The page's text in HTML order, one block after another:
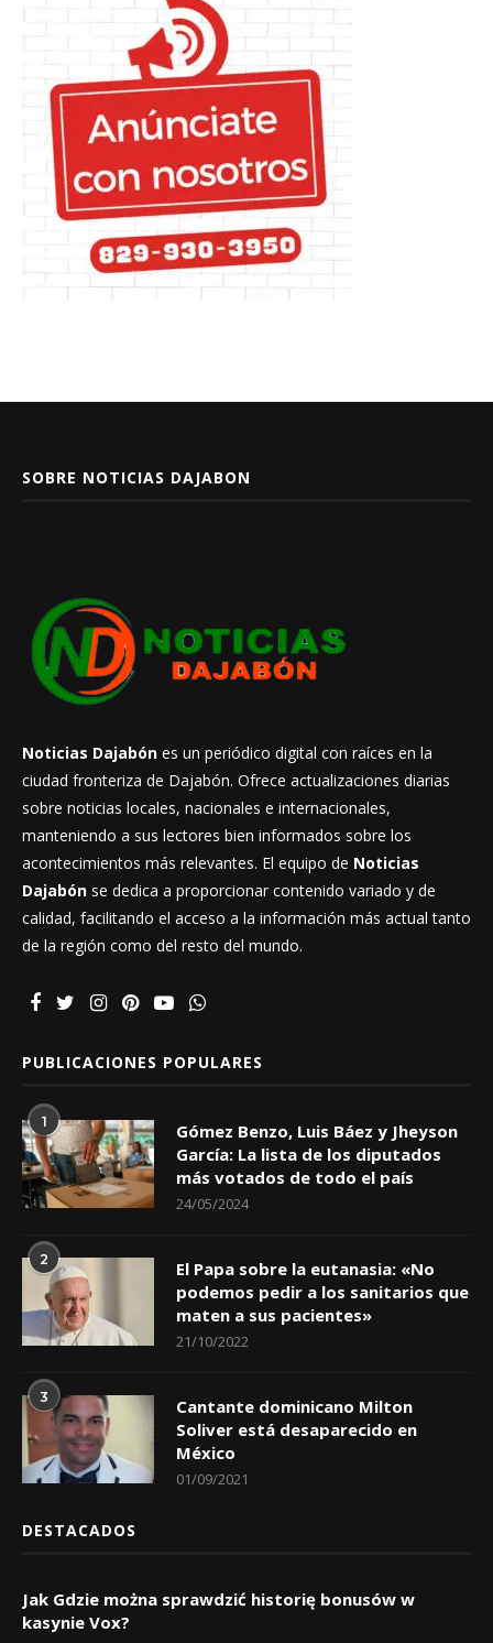
SOBRE NOTICIAS DAJABON
Noticias Dajabón es un periódico digital con raíces en la
ciudad fronteriza de Dajabón. Ofrece actualizaciones diarias
sobre noticias locales, nacionales e internacionales,
manteniendo a sus lectores bien informados sobre los
acontecimientos más relevantes. El equipo de Noticias
Dajabón se dedica a proporcionar contenido variado y de
calidad, facilitando el acceso a la información más actual tanto
de la región como del resto del mundo.
PUBLICACIONES POPULARES
1
Gómez Benzo, Luis Báez y Jheyson
García: La lista de los diputados
más votados de todo el país
24/05/2024
2
El Papa sobre la eutanasia: «No
podemos pedir a los sanitarios que
maten a sus pacientes»
21/10/2022
3
Cantante dominicano Milton
Soliver está desaparecido en
México
01/09/2021
DESTACADOS
Jak Gdzie można sprawdzić historię bonusów w
kasynie Vox?